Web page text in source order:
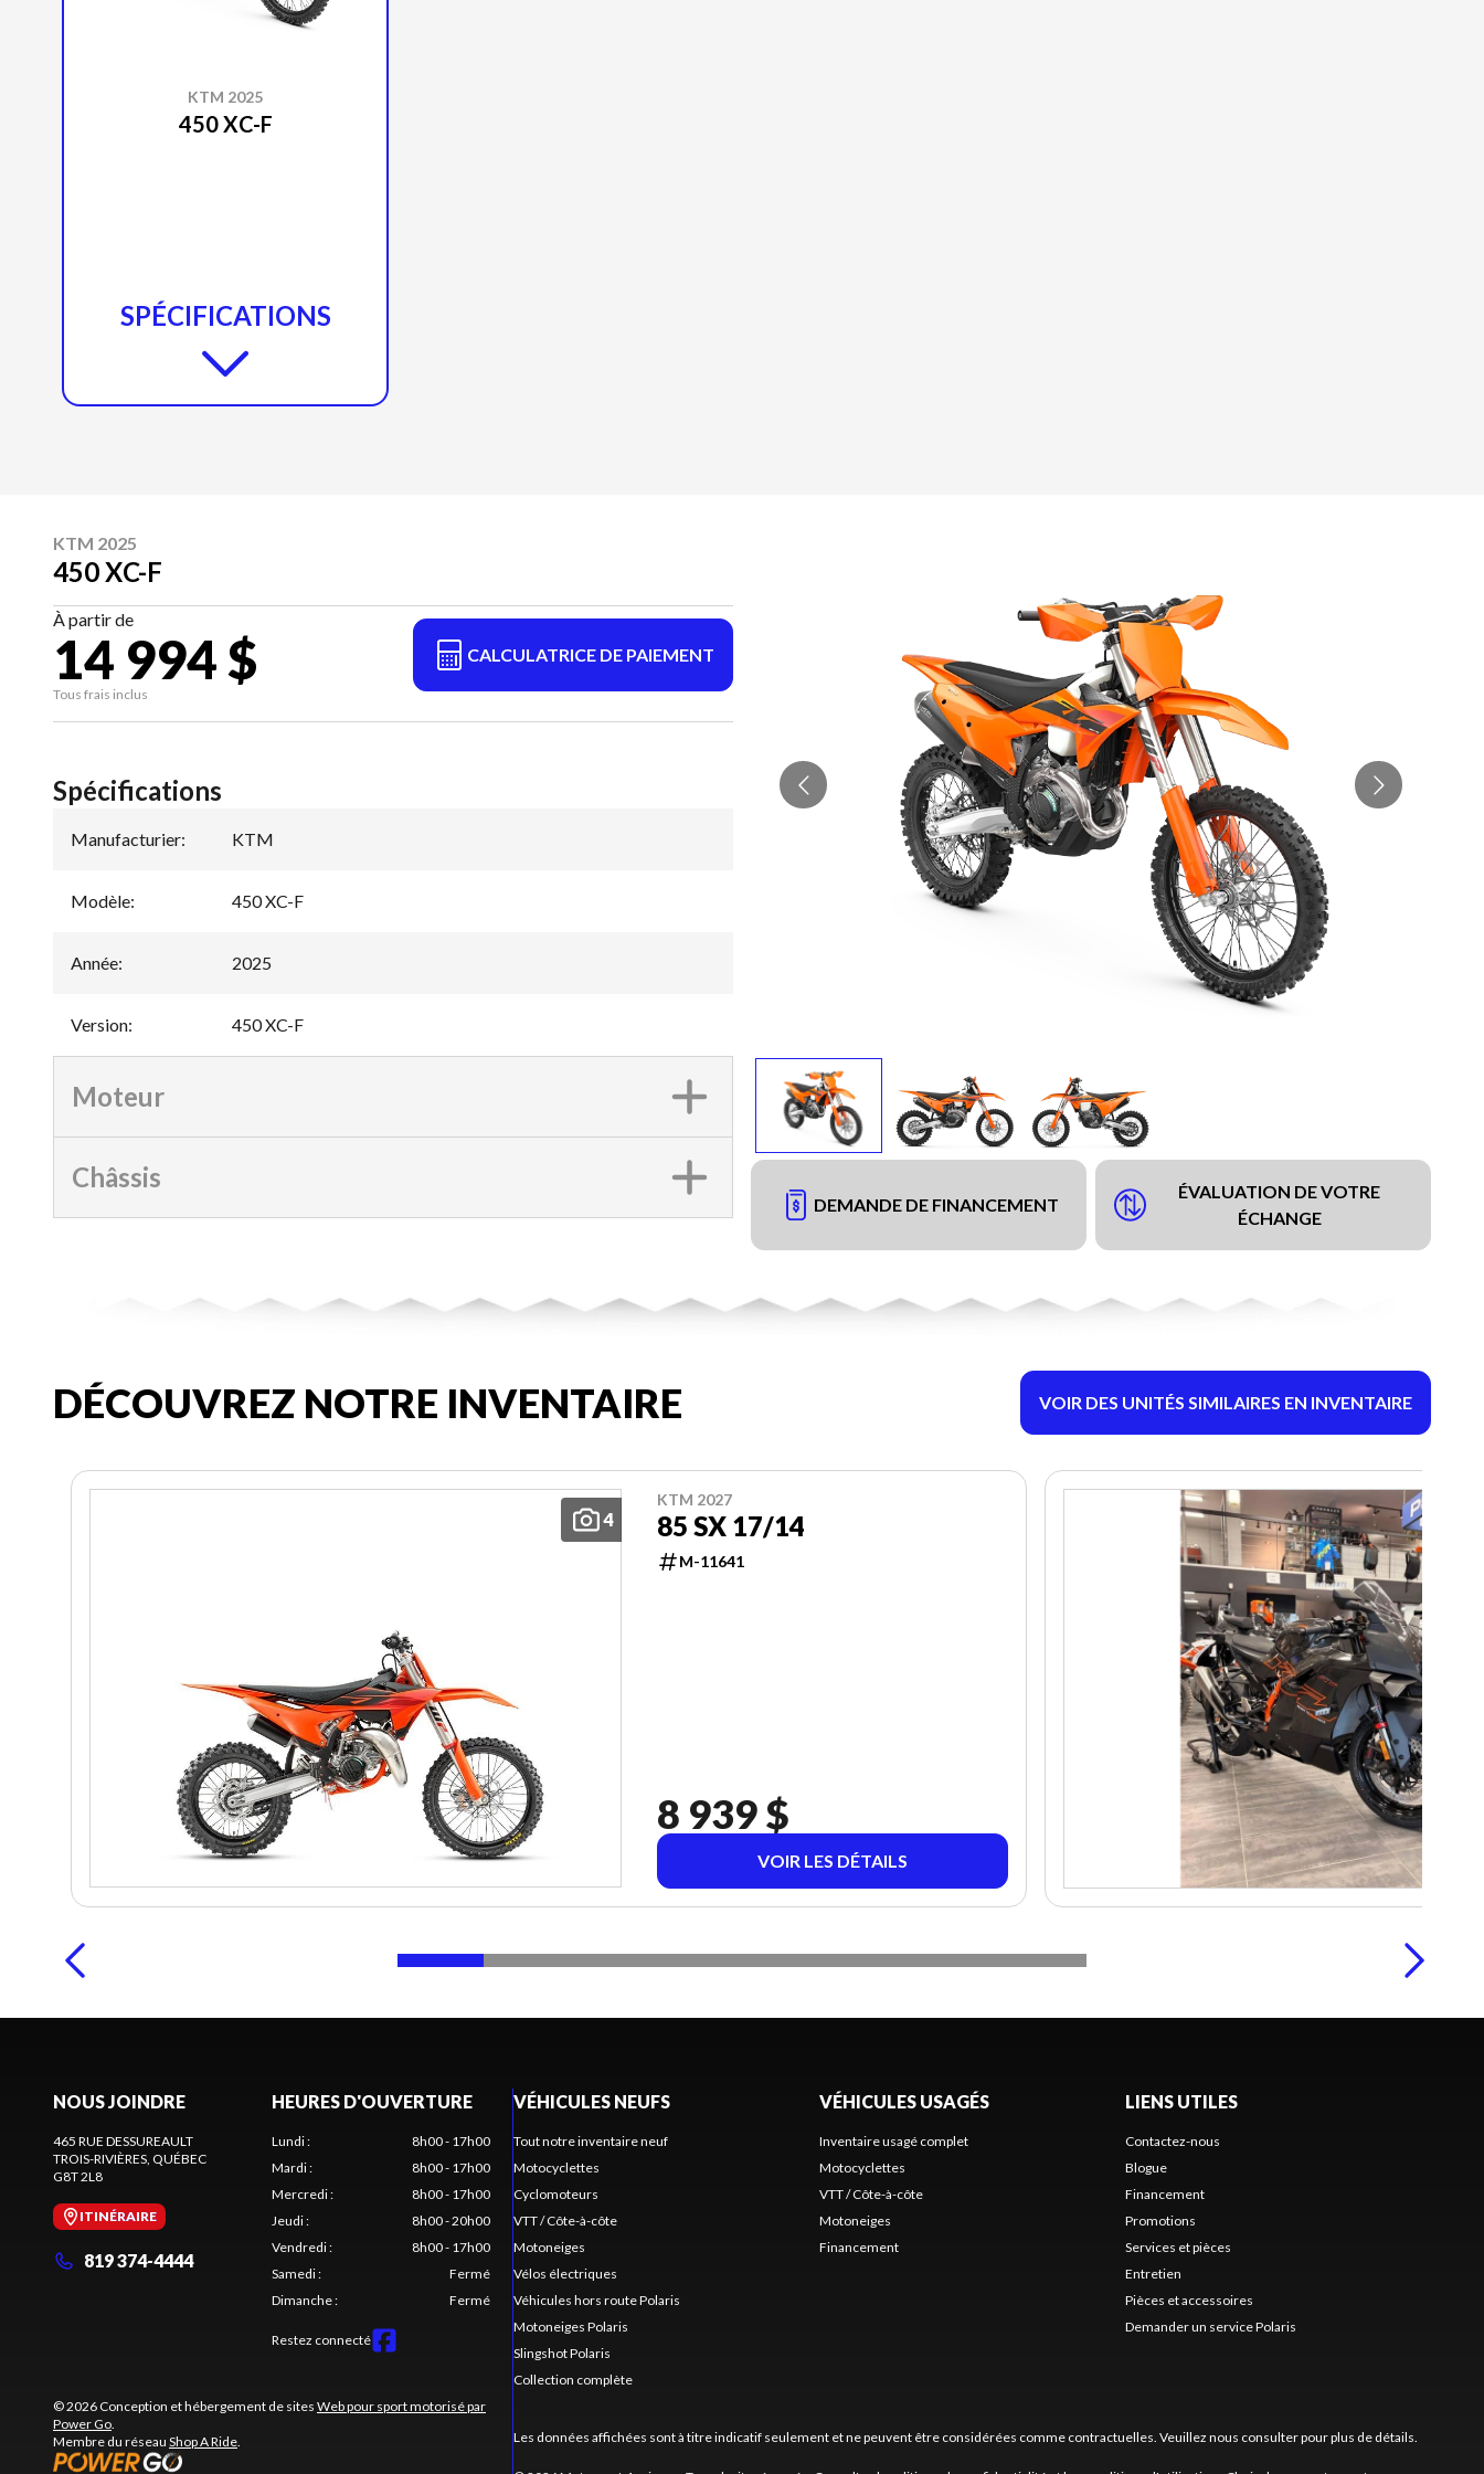
KTM 2025
450 XC-F
SPÉCIFICATIONS
KTM 2025
450 XC-F
À partir de
14 994 $
Tous frais inclus
CALCULATRICE DE PAIEMENT
DEMANDE DE FINANCEMENT
ÉVALUATION DE VOTRE
ÉCHANGE
Spécifications
Manufacturier: KTM
Modèle: 450 XC-F
Année: 2025
Version: 450 XC-F
Moteur
Châssis
DÉCOUVREZ NOTRE INVENTAIRE VOIR DES UNITÉS SIMILAIRES EN INVENTAIRE
4
KTM 2027
85 SX 17/14
M-11641
8 939 $
VOIR LES DÉTAILS
NOUS JOINDRE
465 RUE DESSUREAULT
TROIS-RIVIÈRES , QUÉBEC
G8T 2L8
ITINÉRAIRE
819 374-4444
HEURES D'OUVERTURE
Lundi:
8h00 - 17h00
Mardi:
8h00 - 17h00
Mercredi:
8h00 - 17h00
Jeudi:
8h00 - 20h00
Vendredi:
8h00 - 17h00
Samedi:
Fermé
Dimanche: Fermé
Restez connecté
© 2026 Conception et hébergement de sites Web pour sport motorisé par
Power Go
Membre du réseau Shop A Ride
VÉHICULES NEUFS
Tout notre inventaire neuf
Motocyclettes
Cyclomoteurs
VTT / Côte-à-côte
Motoneiges
Vélos électriques
Véhicules hors route Polaris
Motoneiges Polaris
Slingshot Polaris
Collection complète
VÉHICULES USAGÉS
Inventaire usagé complet
Motocyclettes
VTT / Côte-à-côte
Motoneiges
Financement
LIENS UTILES
Contactez-nous
Blogue
Financement
Promotions
Services et pièces
Entretien
Pièces et accessoires
Demander un service Polaris
Les données affichées sont à titre indicatif seulement et ne peuvent être considérées comme contractuelles. Veuillez nous consulter pour plus de détails.